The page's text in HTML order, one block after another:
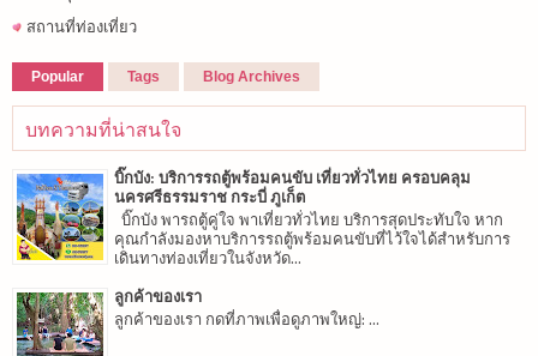
สถานที่ท่องเที่ยว
Popular Tags Blog Archives
บทความที่น่าสนใจ
บิ๊กบัง: บริการรถตู้พร้อมคนขับ เที่ยวทั่วไทย ครอบคลุม
นครศรีธรรมราช กระบี่ ภูเก็ต
บิ๊กบัง พารถตู้คู่ใจ พาเที่ยวทั่วไทย บริการสุดประทับใจ หาก
คุณกำลังมองหาบริการรถตู้พร้อมคนขับที่ไว้ใจได้สำหรับการ
เดินทางท่องเที่ยวในจังหวัด...
ลูกค้าของเรา
ลูกค้าของเรา กดที่ภาพเพื่อดูภาพใหญ่: ...